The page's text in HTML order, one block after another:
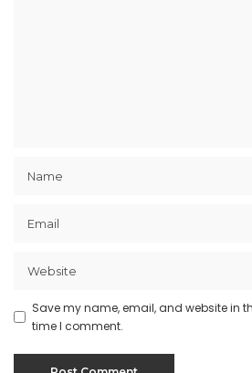
Save my name, email, and website in
time I comment.